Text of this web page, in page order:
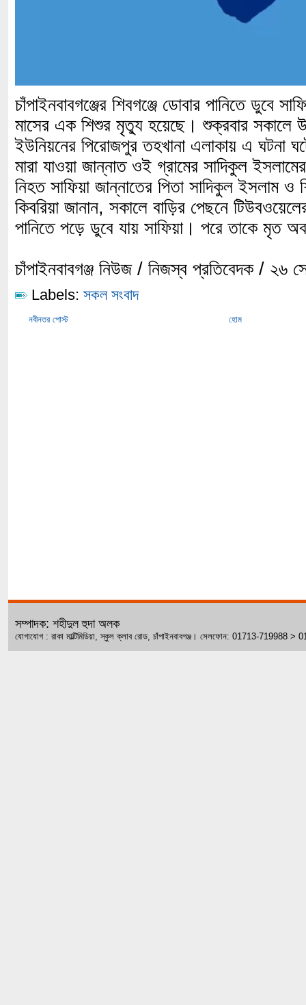
চাঁপাইনবাবগঞ্জের শিবগঞ্জে ডোবার পানিতে ডুবে
মাসের এক শিশুর মৃত্যু হয়েছে। শুক্রবার সকালে
ইউনিয়নের পিরোজপুর তহখানা এলাকায় এ ঘটনা
মারা যাওয়া জান্নাত ওই গ্রামের সাদিকুল
নিহত সাফিয়া জান্নাতের পিতা সাদিকুল ইসলাম ও
কিবরিয়া জানান, সকালে বাড়ির পেছনে
পানিতে পড়ে ডুবে যায় সাফিয়া। পরে তাকে মৃত
চাঁপাইনবাবগঞ্জ নিউজ / নিজস্ব প্রতিবেদক / ২৬
Labels: সকল সংবাদ
নবীনতর পোস্ট হোম
সম্পাদক: শহীদুল হুদা অলক
যোগাযোগ : রাকা মাল্টিমিডিয়া, স্কুল ক্লাব রোড, চাঁপাইনবাবগঞ্জ। সেলফোন: 01713-